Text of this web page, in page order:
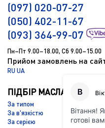
(097) 020-07-27
(050) 402-11-67
(093) 364-99-07
Пн–Пт 9.00–18.00, Сб 9.00–15.00
Прийом замовлень на
RU UA
ПІДБІР МАСЛА
За типом
За в'язкістю
За серією